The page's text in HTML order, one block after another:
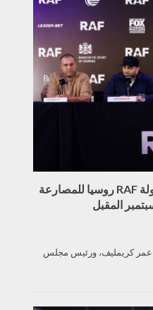
عمر كريمليف يعلن إطلاق بطولة RAF روسيا للمصارعة
المقبل
عمر كريمليف، ورئيس مجلس